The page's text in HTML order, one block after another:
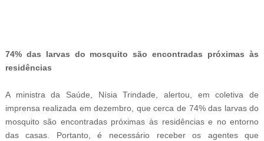
74% das larvas do mosquito são encontradas próximas às
residências
A ministra da Saúde, Nísia Trindade, alertou, em coletiva de
imprensa realizada em dezembro, que cerca de 74% das larvas do
mosquito são encontradas próximas às residências e no entorno
das casas. Portanto, é necessário receber os agentes que